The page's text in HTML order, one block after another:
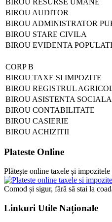
BIROU AUDITOR
BIROU ADMINISTRATOR
BIROU STARE CIVILA
BIROU EVIDENTA
CORP B
BIROU TAXE SI IMPOZITE
BIROU REGISTRUL
BIROU ASISTENTA SOCIALA
BIROU CONTABILITATE
BIROU CASIERIE
BIROU ACHIZITII
Plateste Online
Plătește online taxele și impozitele
Comod și sigur, fără să stai la
Linkuri Utile Naționale